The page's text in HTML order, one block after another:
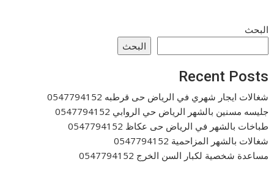
البحث
البحث
Recent Posts
شغالات ايجار شهري في الرياض حى قرطبه 0547794152
جليسه مسنين بالشهر الرياض حي الروابي 0547794152
طباخات بالشهر في الرياض حى عكاظ 0547794152
شغالات بالشهر المزاحمية 0547794152
مساعدة شخصية لكبار السن الخرج 0547794152